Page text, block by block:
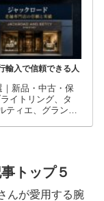
輸入で信頼できる人
新品・中古・保
イトリング、タ
ィエ、グランド
トップ５
んが愛用する腕